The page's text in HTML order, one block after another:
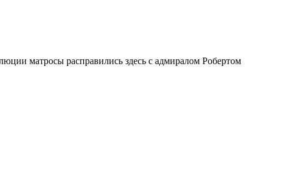
матросы расправились здесь с адмиралом Робертом